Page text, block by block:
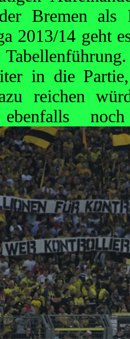
Bremen als
2013/14 geht
in die
reichen